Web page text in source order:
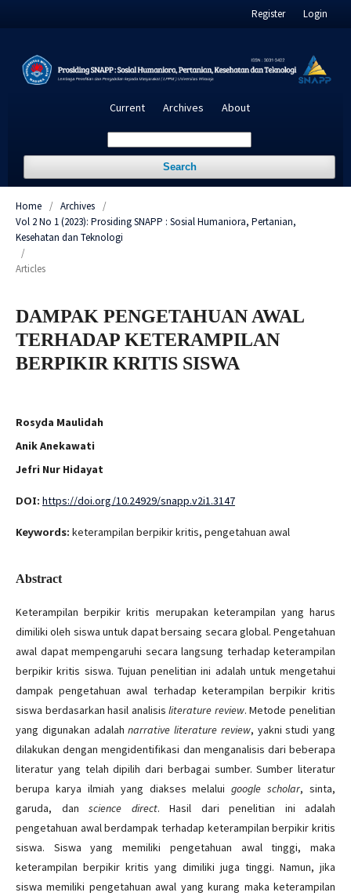
Current Archives About
Search
Register Login
Home / Archives
/
Vol 2 No 1 (2023): Prosiding SNAPP : Sosial Humaniora, Pertanian,
Kesehatan dan Teknologi
/
Articles
DAMPAK PENGETAHUAN AWAL
TERHADAP KETERAMPILAN
BERPIKIR KRITIS SISWA
Rosyda Maulidah
Anik Anekawati
Jefri Nur Hidayat
DOI: https://doi.org/10.24929/snapp.v2i1.3147
Keywords: keterampilan berpikir kritis, pengetahuan awal
Abstract
Keterampilan berpikir kritis merupakan keterampilan yang harus
dimiliki oleh siswa untuk dapat bersaing secara global. Pengetahuan
awal dapat mempengaruhi secara langsung terhadap keterampilan
berpikir kritis siswa. Tujuan penelitian ini adalah untuk mengetahui
dampak pengetahuan awal terhadap keterampilan berpikir kritis
siswa berdasarkan hasil analisisliterature review. Metode penelitian
yang digunakan adalahnarrative literature review, yakni studi yang
dilakukan dengan mengidentifikasi dan menganalisis dari beberapa
literatur yang telah dipilih dari berbagai sumber. Sumber literatur
berupa karya ilmiah yang diakses melaluigoogle scholar, sinta,
garuda, dan science direct. Hasil dari penelitian ini adalah
pengetahuan awal berdampak terhadap keterampilan berpikir kritis
siswa. Siswa yang memiliki pengetahuan awal tinggi, maka
keterampilan berpikir kritis yang dimiliki juga tinggi. Namun, jika
siswa memiliki pengetahuan awal yang kurang maka keterampilan